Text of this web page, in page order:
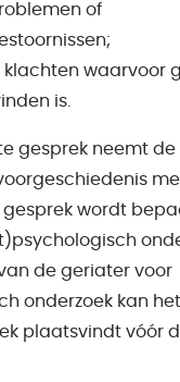
of
klachten waarvoor
is.
gesprek neemt
wordt
de geriater voor
onderzoek kan
plaatsvindt vóór